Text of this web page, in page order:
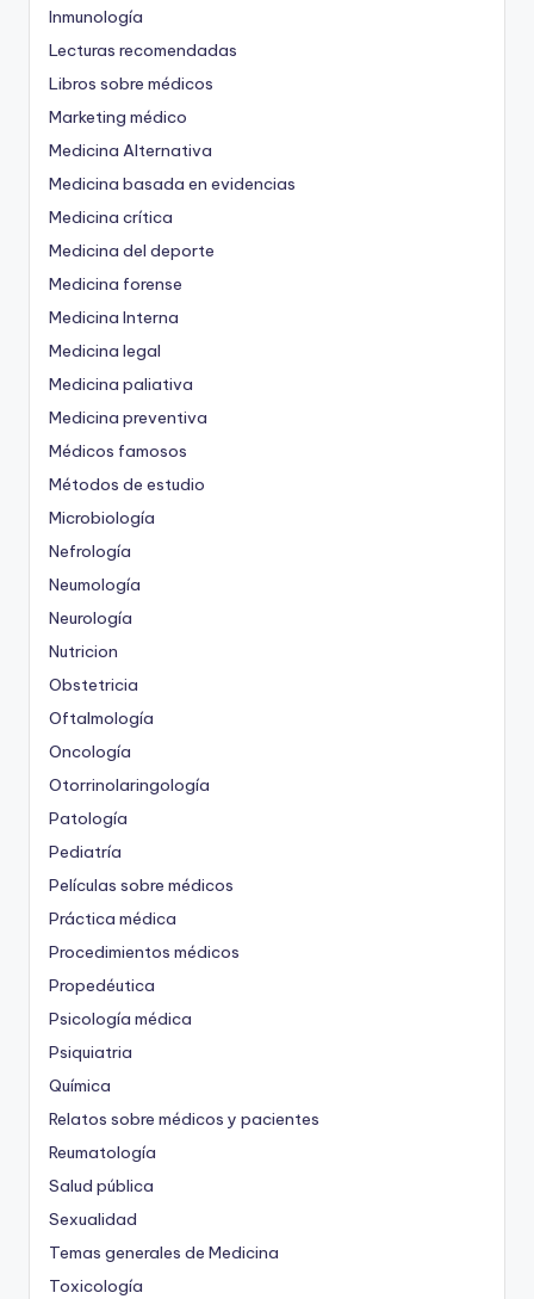
Inmunología
Lecturas recomendadas
Libros sobre médicos
Marketing médico
Medicina Alternativa
Medicina basada en evidencias
Medicina crítica
Medicina del deporte
Medicina forense
Medicina Interna
Medicina legal
Medicina paliativa
Medicina preventiva
Médicos famosos
Métodos de estudio
Microbiología
Nefrología
Neumología
Neurología
Nutricion
Obstetricia
Oftalmología
Oncología
Otorrinolaringología
Patología
Pediatría
Películas sobre médicos
Práctica médica
Procedimientos médicos
Propedéutica
Psicología médica
Psiquiatria
Química
Relatos sobre médicos y pacientes
Reumatología
Salud pública
Sexualidad
Temas generales de Medicina
Toxicología